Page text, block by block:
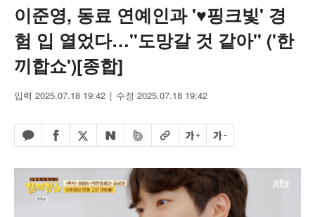
이준영, 동료 연예인과 '♥핑크빛' 경
험 입 열었다…"도망갈 것 같아" ('한
끼합쇼')[종합]
입력 2025.07.18 19:42 수정 2025.07.18 19:42
카카오톡 공유하기
페이스북 공유하기
엑스 공유하기
네이버 공유하기
밴드 공유하기
URL복사글자 크게글자 작게